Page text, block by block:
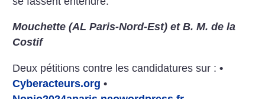
Mouchette (AL Paris-Nord-Est) et B. M. de la
Costif
Deux pétitions contre les candidatures sur : •
Cyberacteurs.org •